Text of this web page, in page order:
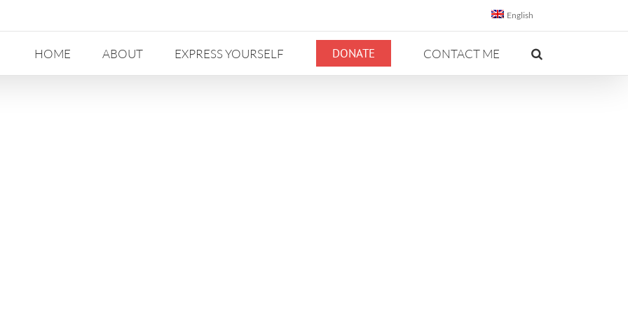
English
HOME ABOUT EXPRESS YOURSELF DONATE CONTACT ME